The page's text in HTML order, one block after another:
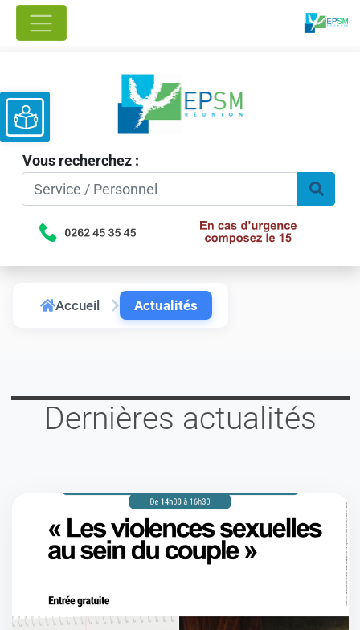
Vous recherchez :
Ouvrir la barre d’outils
Accueil Actualités
Dernières actualités